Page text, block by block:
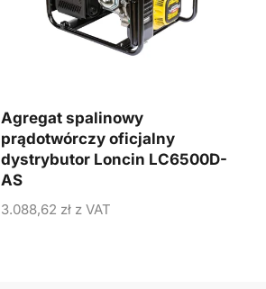
Agregat spalinowy
prądotwórczy oficjalny
dystrybutor Loncin LC6500D-
AS
3.088,62 zł z VAT